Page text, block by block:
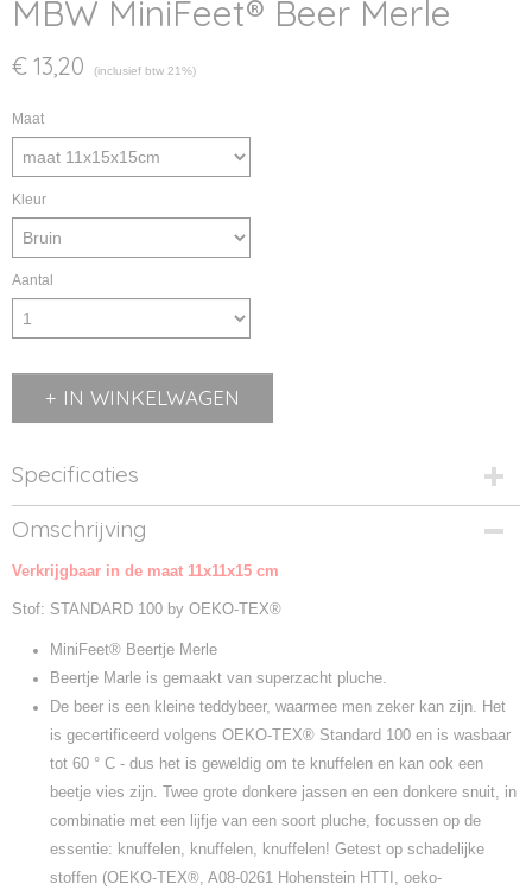
MBW MiniFeet® Beer Merle
€ 13,20 (inclusief btw 21%)
Maat
Kleur
Aantal
IN WINKELWAGEN
Specificaties
Productcode
M160320-1
Productcode leverancier
Omschrijving
Verkrijgbaar in de maat 11x11x15 cm
Stof: STANDARD 100 by OEKO-TEX®
MiniFeet® Beertje Merle
Beertje Marle is gemaakt van superzacht pluche.
De beer is een kleine teddybeer, waarmee men zeker kan zijn. Het
is gecertificeerd volgens OEKO-TEX® Standard 100 en is wasbaar
tot 60 ° C - dus het is geweldig om te knuffelen en kan ook een
beetje vies zijn. Twee grote donkere jassen en een donkere snuit, in
combinatie met een lijfje van een soort pluche, focussen op de
essentie: knuffelen, knuffelen, knuffelen! Getest op schadelijke
stoffen (OEKO-TEX®, A08-0261 Hohenstein HTTI, oeko-